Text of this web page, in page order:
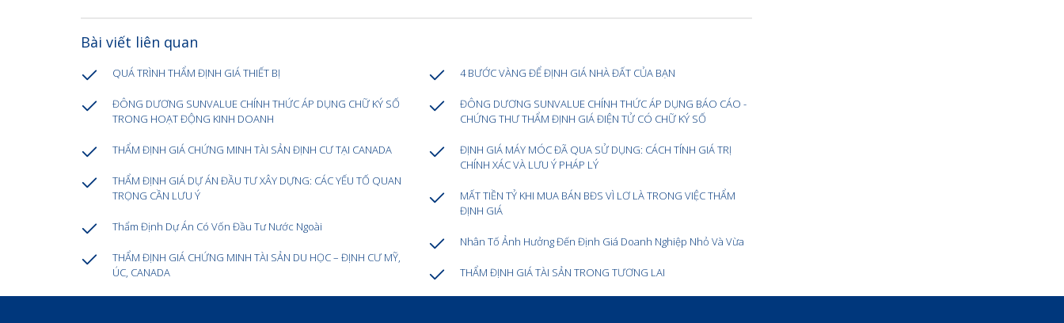
Bài viết liên quan
QUÁ TRÌNH THẨM ĐỊNH GIÁ THIẾT BỊ
ĐÔNG DƯƠNG SUNVALUE CHÍNH THỨC ÁP DỤNG CHỮ KÝ SỐ
TRONG HOẠT ĐỘNG KINH DOANH
THẨM ĐỊNH GIÁ CHỨNG MINH TÀI SẢN ĐỊNH CƯ TẠI CANADA
THẨM ĐỊNH GIÁ DỰ ÁN ĐẦU TƯ XÂY DỰNG: CÁC YẾU TỐ QUAN
TRỌNG CẦN LƯU Ý
Thẩm Định Dự Án Có Vốn Đầu Tư Nước Ngoài
THẨM ĐỊNH GIÁ CHỨNG MINH TÀI SẢN DU HỌC – ĐỊNH CƯ MỸ,
ÚC, CANADA
4 BƯỚC VÀNG ĐỂ ĐỊNH GIÁ NHÀ ĐẤT CỦA BẠN
ĐÔNG DƯƠNG SUNVALUE CHÍNH THỨC ÁP DỤNG BÁO CÁO -
CHỨNG THƯ THẨM ĐỊNH GIÁ ĐIỆN TỬ CÓ CHỮ KÝ SỐ
ĐỊNH GIÁ MÁY MÓC ĐÃ QUA SỬ DỤNG: CÁCH TÍNH GIÁ TRỊ
CHÍNH XÁC VÀ LƯU Ý PHÁP LÝ
MẤT TIỀN TỶ KHI MUA BÁN BĐS VÌ LƠ LÀ TRONG VIỆC THẨM
ĐỊNH GIÁ
Nhân Tố Ảnh Hưởng Đến Định Giá Doanh Nghiệp Nhỏ Và Vừa
THẨM ĐỊNH GIÁ TÀI SẢN TRONG TƯƠNG LAI